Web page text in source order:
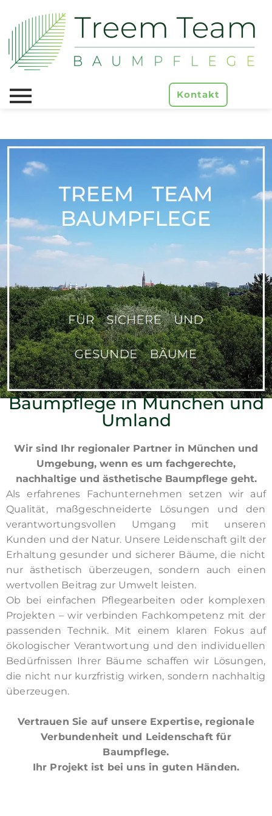
Kontakt
Baumpflege in München und
Umland
Wir sind Ihr regionaler Partner in München und
Umgebung, wenn es um fachgerechte,
nachhaltige und ästhetische Baumpflege geht.
Als erfahrenes Fachunternehmen setzen wir auf
Qualität, maßgeschneiderte Lösungen und den
verantwortungsvollen Umgang mit unseren
Kunden und der Natur. Unsere Leidenschaft gilt der
Erhaltung gesunder und sicherer Bäume, die nicht
nur ästhetisch überzeugen, sondern auch einen
wertvollen Beitrag zur Umwelt leisten.
Ob bei einfachen Pflegearbeiten oder komplexen
Projekten – wir verbinden Fachkompetenz mit der
passenden Technik. Mit einem klaren Fokus auf
ökologischer Verantwortung und den individuellen
Bedürfnissen Ihrer Bäume schaffen wir Lösungen,
die nicht nur kurzfristig wirken, sondern nachhaltig
überzeugen.
Vertrauen Sie auf unsere Expertise, regionale
Verbundenheit und Leidenschaft für
Baumpflege.
Ihr Projekt ist bei uns in guten Händen.